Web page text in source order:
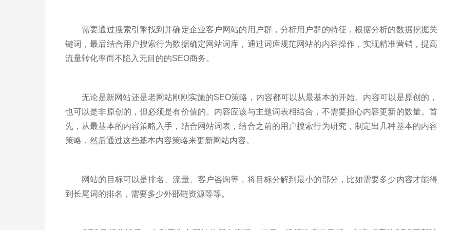
需要通过搜索引擎找到并确定企业客户网站的用户群，分析用户群的特征，根据分析的数据挖掘关
键词，最后结合用户搜索行为数据确定网站词库，通过词库规范网站的内容操作，实现精准营销，提高
流量转化率而不陷入无目的的SEO商务。
无论是新网站还是老网站刚刚实施的SEO策略，内容都可以从最基本的开始。内容可以是原创的，
也可以是非原创的，但必须是有价值的。内容应该与主题词表相结合，不需要担心内容更新的数量。首
先，从最基本的内容策略入手，结合网站词表，结合之前的用户搜索行为研究，制定出几种基本的内容
策略，然后通过这些基本内容策略来更新网站内容。
网站的目标可以是排名、流量、客户咨询等，将目标分解到最小的部分，比如需要多少内容才能得
到长尾词的排名，需要多少外部链资源等等。